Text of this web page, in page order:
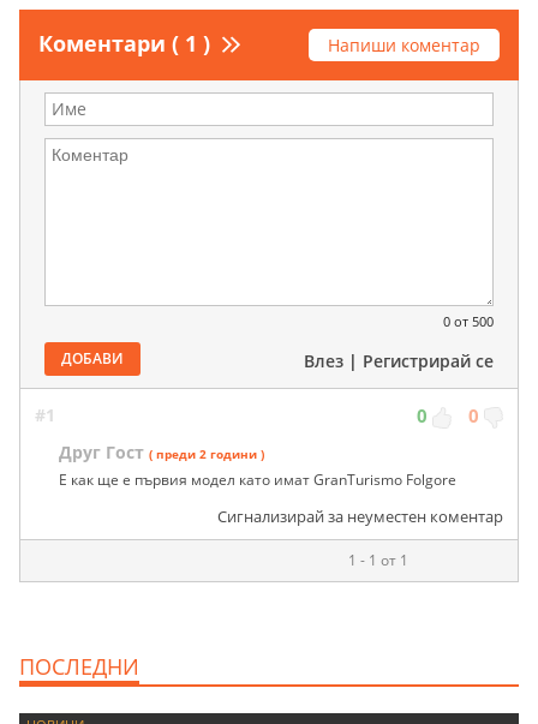
Коментари ( 1 ) Напиши коментар
0 от 500
ДОБАВИ Влез | Регистрирай се
#1 0 0
Друг Гост ( преди 2 години )
Е как ще е първия модел като имат GranTurismo Folgore
Сигнализирай за неуместен коментар
1 - 1 от 1
ПОСЛЕДНИ